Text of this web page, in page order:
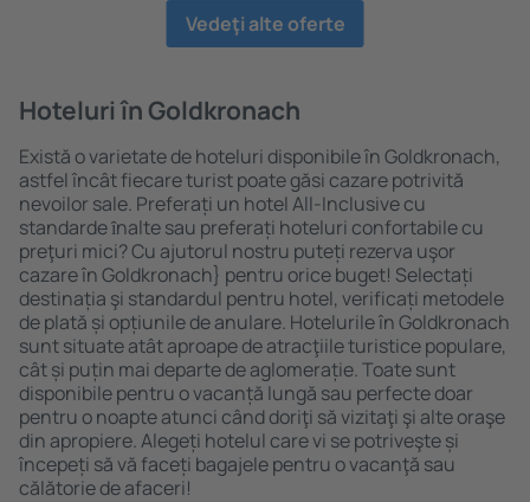
Vedeţi alte oferte
Hoteluri în Goldkronach
Există o varietate de hoteluri disponibile în Goldkronach,
astfel încât fiecare turist poate găsi cazare potrivită
nevoilor sale. Preferați un hotel All-Inclusive cu
standarde ȋnalte sau preferați hoteluri confortabile cu
preţuri mici? Cu ajutorul nostru puteți rezerva uşor
cazare în Goldkronach} pentru orice buget! Selectați
destinația şi standardul pentru hotel, verificați metodele
de plată și opțiunile de anulare. Hotelurile în Goldkronach
sunt situate atât aproape de atracţiile turistice populare,
cât și puțin mai departe de aglomerație. Toate sunt
disponibile pentru o vacanță lungă sau perfecte doar
pentru o noapte atunci când doriţi să vizitaţi şi alte oraşe
din apropiere. Alegeți hotelul care vi se potriveşte și
începeți să vă faceți bagajele pentru o vacanţă sau
călătorie de afaceri!